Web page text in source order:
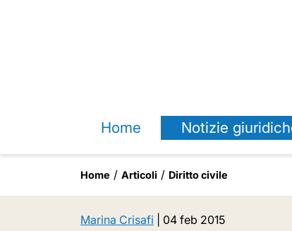
Home Notizie
Home Articoli Diritto civile
Marina Crisafi 04 feb 2015